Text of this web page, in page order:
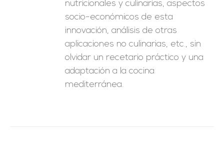
nutricionales y culinarias, aspectos
socio-económicos de esta
innovación, análisis de otras
aplicaciones no culinarias, etc., sin
olvidar un recetario práctico y una
adaptación a la cocina
mediterránea.